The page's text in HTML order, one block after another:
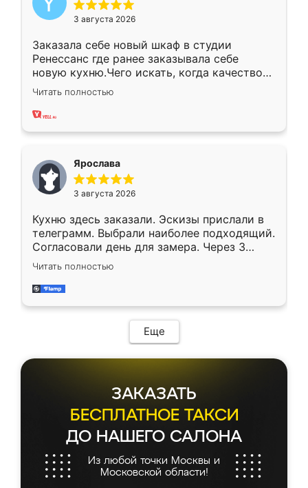
3 августа 2026
Заказала себе новый шкаф в студии
Ренессанс где ранее заказывала себе
новую кухню.Чего искать, когда качеством
вполне довольна. Служит кухня уже почти
два года, нареканий нет.
Читать полностью
Ярослава
3 августа 2026
Кухню здесь заказали. Эскизы прислали в
телеграмм. Выбрали наиболее подходящий.
Согласовали день для замера. Через 3
недели кухня была уже готова. Остались
довольны работой. Спасибо Ренессанс
мебель за качественную работу!
Читать полностью
Еще
ЗАКАЗАТЬ
БЕСПЛАТНОЕ ТАКСИ
ДО НАШЕГО САЛОНА
Из любой точки Москвы и
Московской области!